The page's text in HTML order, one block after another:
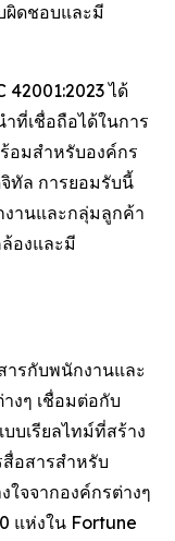
ผิดชอบและมี
42001:2023 ได้
ที่เชื่อถือได้ในการ
อมสำหรับองค์กร
ทัล การยอมรับนี้
านและกลุ่มลูกค้า
องและมี
ารกับพนักงานและ
งๆ เชื่อมต่อกับ
บเรียลไทม์ที่สร้าง
อสารสำหรับ
ใจจากองค์กรต่างๆ
แห่งใน Fortune